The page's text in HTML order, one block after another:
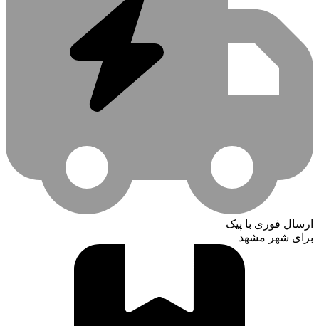
ارسال فوری با پیک
برای شهر مشهد